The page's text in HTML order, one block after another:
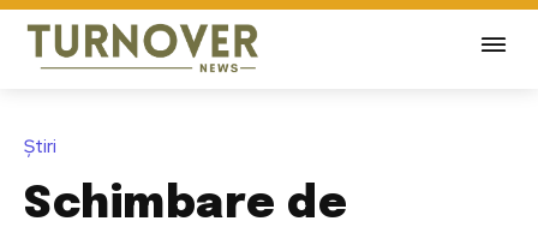
Știri
Schimbare de